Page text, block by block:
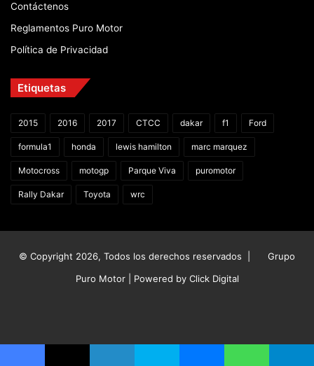
Contáctenos
Reglamentos Puro Motor
Política de Privacidad
Etiquetas
2015 2016 2017 CTCC dakar f1 Ford
formula1 honda lewis hamilton marc marquez
Motocross motogp Parque Viva puromotor
Rally Dakar Toyota wrc
© Copyright 2026, Todos los derechos reservados |
Grupo
Puro Motor | Powered by Click Digital